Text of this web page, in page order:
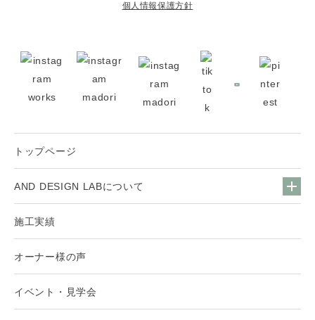
個人情報保護方針
トップページ
AND DESIGN LABについて
施工実績
オーナー様の声
イベント・見学会